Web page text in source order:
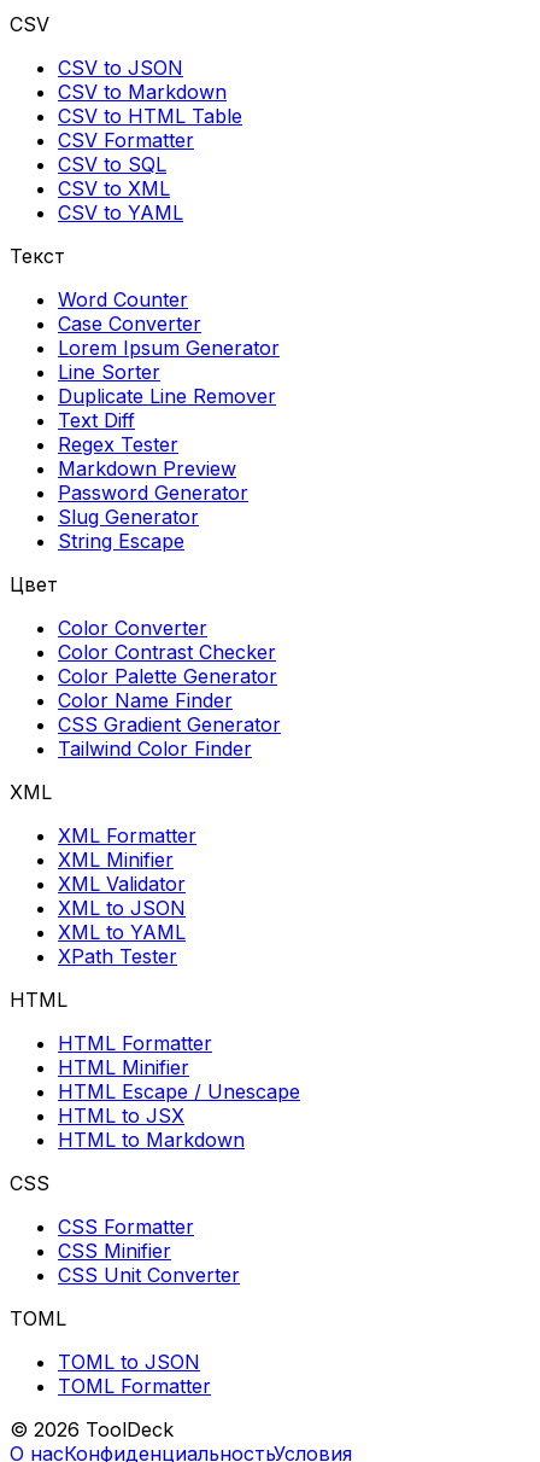
CSV
CSV to JSON
CSV to Markdown
CSV to HTML Table
CSV Formatter
CSV to SQL
CSV to XML
CSV to YAML
Текст
Word Counter
Case Converter
Lorem Ipsum Generator
Line Sorter
Duplicate Line Remover
Text Diff
Regex Tester
Markdown Preview
Password Generator
Slug Generator
String Escape
Цвет
Color Converter
Color Contrast Checker
Color Palette Generator
Color Name Finder
CSS Gradient Generator
Tailwind Color Finder
XML
XML Formatter
XML Minifier
XML Validator
XML to JSON
XML to YAML
XPath Tester
HTML
HTML Formatter
HTML Minifier
HTML Escape / Unescape
HTML to JSX
HTML to Markdown
CSS
CSS Formatter
CSS Minifier
CSS Unit Converter
TOML
TOML to JSON
TOML Formatter
© 2026 ToolDeck
О насКонфиденциальностьУсловия